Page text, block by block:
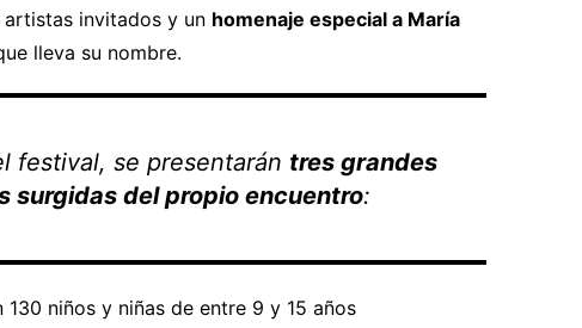
invitados y un homenaje especial a María
lleva su nombre.
festival, se presentarán tres grandes
surgidas del propio encuentro:
130 niños y niñas de entre 9 y 15 años